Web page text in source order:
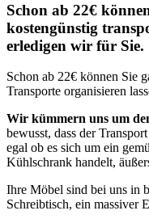
Schon ab 22€
kostengünstig
erledigen wir für Sie.
Schon ab 22€ können Sie
Transporte organisieren
Wir kümmern uns um
bewusst, dass der
egal ob es sich um ein
Kühlschrank handelt,
Ihre Möbel sind bei uns in
Schreibtisch, ein massiver